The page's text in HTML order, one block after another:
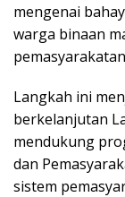
mengenai
warga binaan
Langkah ini
berkelanjutan
mendukung
dan
sistem